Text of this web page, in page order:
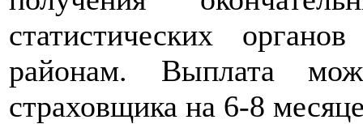
статистических
районам. Выплата
страховщика на 6-8